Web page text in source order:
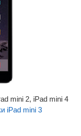
mini 2, iPad mini 4
iPad mini 3